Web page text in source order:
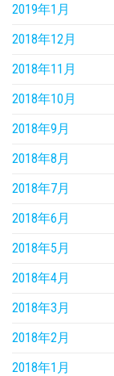
2019年1月
2018年12月
2018年11月
2018年10月
2018年9月
2018年8月
2018年7月
2018年6月
2018年5月
2018年4月
2018年3月
2018年2月
2018年1月